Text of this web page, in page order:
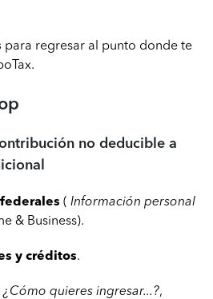
para regresar al punto donde te
no deducible a
( Información personal
& Business).
y créditos.
¿Cómo quieres ingresar...?,